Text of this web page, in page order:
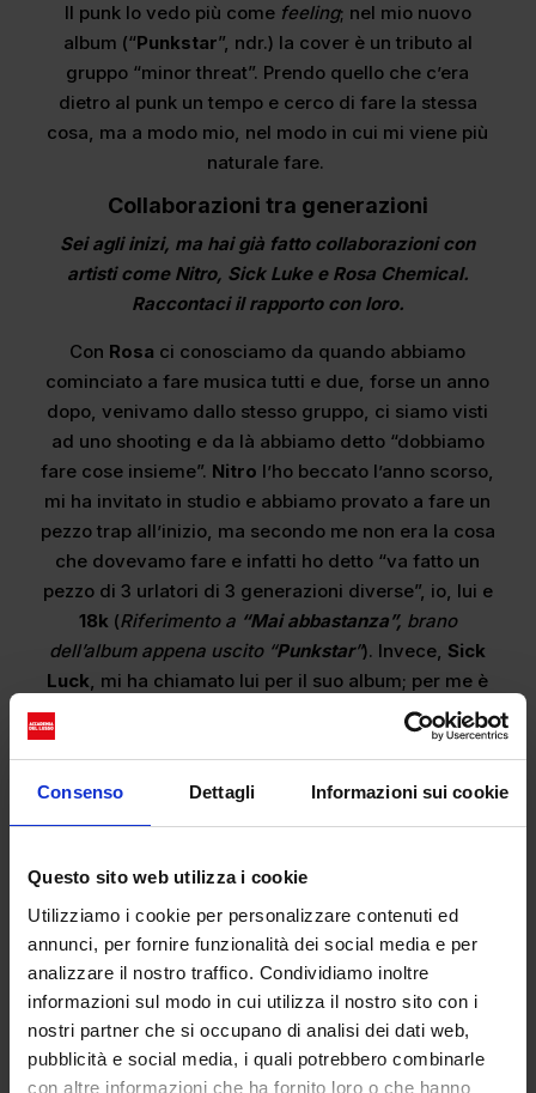
Consenso Dettagli Informazioni sui cookie
Questo sito web utilizza i cookie
Utilizziamo i cookie per personalizzare contenuti ed
annunci, per fornire funzionalità dei social media e per
analizzare il nostro traffico. Condividiamo inoltre
informazioni sul modo in cui utilizza il nostro sito con i
nostri partner che si occupano di analisi dei dati web,
pubblicità e social media, i quali potrebbero combinarle
con altre informazioni che ha fornito loro o che hanno
Il punk lo vedo più come feeling; nel mio nuovo
album (“Punkstar”, ndr.) la cover è un tributo al
gruppo “minor threat”. Prendo quello che c’era
dietro al punk un tempo e cerco di fare la stessa
cosa, ma a modo mio, nel modo in cui mi viene più
naturale fare.
Collaborazioni tra generazioni
Sei agli inizi, ma hai già fatto collaborazioni con
artisti come Nitro, Sick Luke e Rosa Chemical.
Raccontaci il rapporto con loro.
Con Rosa ci conosciamo da quando abbiamo
cominciato a fare musica tutti e due, forse un anno
dopo, venivamo dallo stesso gruppo, ci siamo visti
ad uno shooting e da là abbiamo detto “dobbiamo
fare cose insieme”. Nitro l’ho beccato l’anno scorso,
mi ha invitato in studio e abbiamo provato a fare un
pezzo trap all’inizio, ma secondo me non era la cosa
che dovevamo fare e infatti ho detto “va fatto un
pezzo di 3 urlatori di 3 generazioni diverse”, io, lui e
18k(Riferimento a “Mai abbastanza”, brano
dell’album appena uscito “Punkstar”). Invece,Sick
Luck, mi ha chiamato lui per il suo album; per me è
un grande, nel 2016 io c’ho avuto la cosa della Dark
Polo Gang come tutti e loro mi hanno ispirato. Non
alla tua musica?
Io non faccio troppe collaborazioni, perché secondo
me una collab deve avere un senso. In quest’ultima
(Riferimento a“Mai abbastanza”, brano dell’album
questa vibe punk, anche perché
collaborava
con la scena punk del tempo e 18k
è un nuovo nome